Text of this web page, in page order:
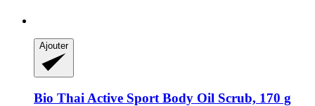
Ajouter
Bio Thai Active Sport Body Oil Scrub, 170 g